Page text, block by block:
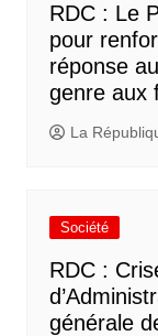
RDC : Le
pour
réponse
genre aux
La
Société
RDC :
générale